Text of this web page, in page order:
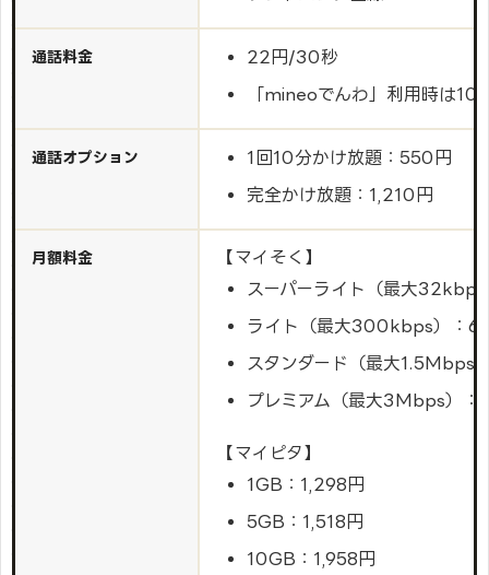
通話料金
22円/30秒
「mineoでんわ」利用時は
通話オプション
1回10分かけ放題：550円
完全かけ放題：1,210円
月額料金 【マイそく】
スーパーライト（最大
ライト（最大300kbps）：
スタンダード（最大1.5Mbps
プレミアム（最大3Mbps）
【マイピタ】
1GB：1,298円
5GB：1,518円
10GB：1,958円